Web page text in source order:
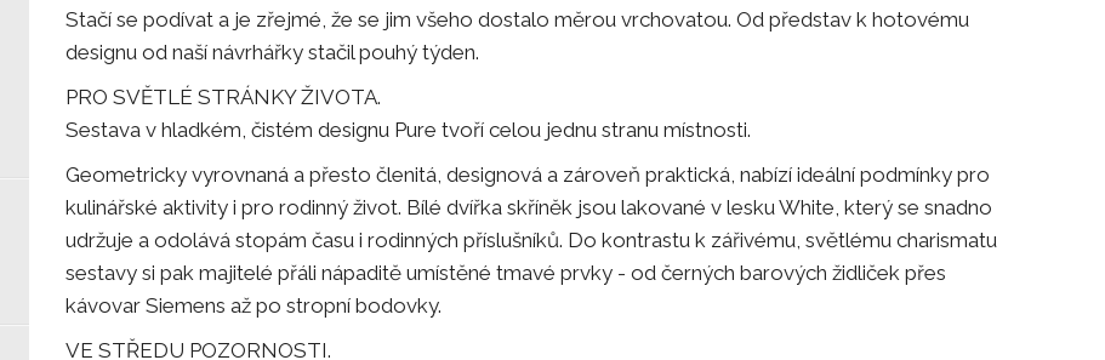
Stačí se podívat a je zřejmé, že se jim všeho dostalo měrou vrchovatou. Od představ k hotovému
designu od naší návrhářky stačil pouhý týden.
PRO SVĚTLÉ STRÁNKY ŽIVOTA.
Sestava v hladkém, čistém designu Pure tvoří celou jednu stranu místnosti.
Geometricky vyrovnaná a přesto členitá, designová a zároveň praktická, nabízí ideální podmínky pro
kulinářské aktivity i pro rodinný život. Bílé dvířka skříněk jsou lakované v lesku White, který se snadno
udržuje a odolává stopám času i rodinných příslušníků. Do kontrastu k zářivému, světlému charismatu
sestavy si pak majitelé přáli nápaditě umístěné tmavé prvky - od černých barových židliček přes
kávovar Siemens až po stropní bodovky.
VE STŘEDU POZORNOSTI.